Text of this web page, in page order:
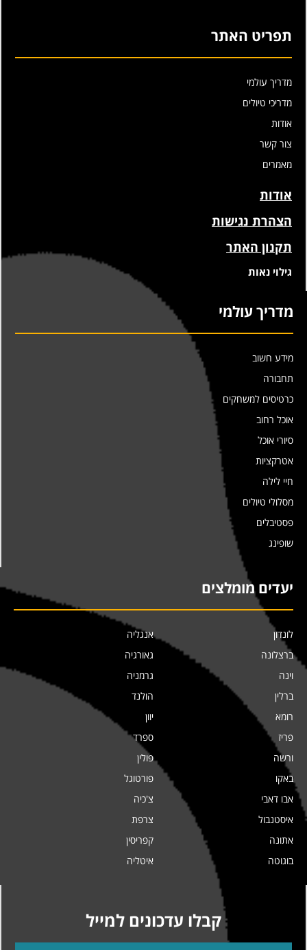
תפריט האתר
מדריך עולמי
מדריכי טיולים
אודות
צור קשר
מאמרים
אודות
הצהרת נגישות
תקנון האתר
גילוי נאות
מדריך עולמי
מידע חשוב
תחבורה
כרטיסים למשחקים
אוכל רחוב
סיורי אוכל
אטרקציות
חיי לילה
מסלולי טיולים
פסטיבלים
שופינג
יעדים מומלצים
לונדון
ברצלונה
וינה
ברלין
רומא
פריז
ורשה
באקו
אבו דאבי
איסטנבול
אתונה
בוגוטה
אנגליה
גאורגיה
גרמניה
הולנד
יוון
ספרד
פולין
פורטוגל
צ'כיה
צרפת
קפריסין
איטליה
קבלו עדכונים למייל